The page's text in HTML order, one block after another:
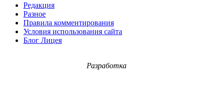
Редакция
Разное
Правила комментирования
Условия использования сайта
Блог Лицея
Разработка